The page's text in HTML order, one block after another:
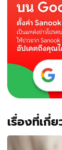
เรื่องที่เกี่